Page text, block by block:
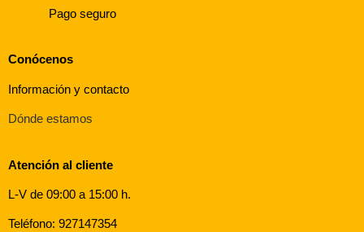
Pago seguro
Conócenos
Información y contacto
Dónde estamos
Atención al cliente
L-V de 09:00 a 15:00 h.
Teléfono: 927147354